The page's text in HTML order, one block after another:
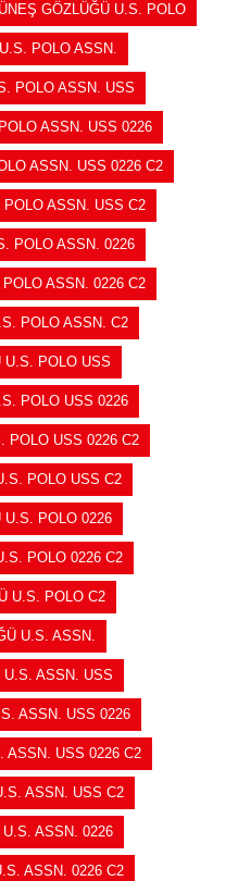
GÖZLÜĞÜ U.S. POLO
POLO ASSN.
POLO ASSN. USS
ASSN. USS 0226
ASSN. USS 0226 C2
ASSN. USS C2
POLO ASSN. 0226
ASSN. 0226 C2
POLO ASSN. C2
U.S. POLO USS
POLO USS 0226
POLO USS 0226 C2
POLO USS C2
U.S. POLO 0226
POLO 0226 C2
U.S. POLO C2
U.S. ASSN.
U.S. ASSN. USS
ASSN. USS 0226
ASSN. USS 0226 C2
ASSN. USS C2
ASSN. 0226
ASSN. 0226 C2